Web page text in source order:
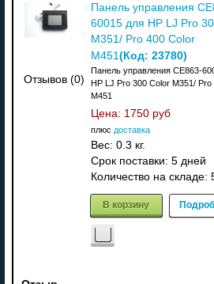
Отзывов (0)
Панель управления
60015 для HP LJ Pro
M351/ Pro 400 Color
M451 (Код: 23780)
Панель управления CE863-
HP LJ Pro 300 Color M351/ Pro
M451
Цена: 1750 руб
плюс доставка
Вес: 0.3 кг.
Срок поставки: 5 дней
Количество на складе:
В корзину